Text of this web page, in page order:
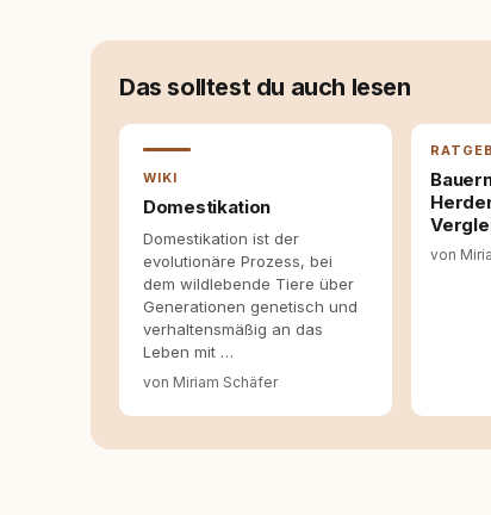
betreue die Social-Media-Kanäle. Mein
dass sie verständlich, fundiert und für
allein nicht ausreichen. Gute
Bereitschaft zum Hinterfragen
Das solltest du auch lesen
WIKI
Domestikation
Domestikation ist der
evolutionäre Prozess, bei
dem wildlebende Tiere über
Generationen genetisch und
verhaltensmäßig an das
Leben mit …
von Miriam Schäfer
von